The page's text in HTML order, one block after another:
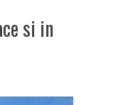
si in